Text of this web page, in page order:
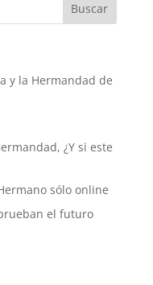
y la Hermandad de
¿Y si este
sólo online
el futuro